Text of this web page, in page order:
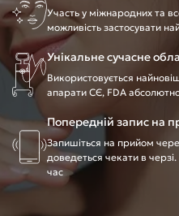
Участь у міжнародних та
можливість застосувати
Унікальне сучасне
Використовується
апарати CЄ, FDA
Попередній запис на
Запишіться на прийом
доведеться чекати в
час